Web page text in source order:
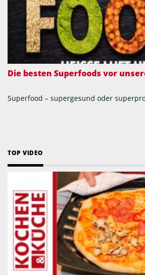
Die besten Superfoods vor
Superfood – supergesund oder
TOP VIDEO